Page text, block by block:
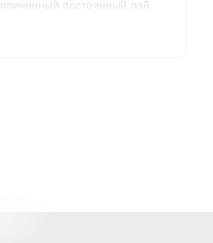
постоянный лай,
страха и